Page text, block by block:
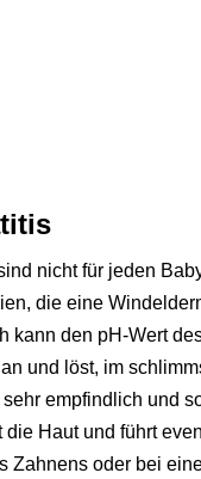
nicht für jeden
die eine
kann den pH-Wert
und löst, im
empfindlich und
Haut und führt
Zahnens oder bei